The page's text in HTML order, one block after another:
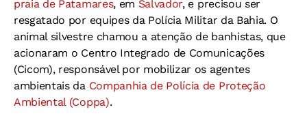
praia de Patamares, em Salvador, e precisou ser
resgatado por equipes da Polícia Militar da Bahia. O
animal silvestre chamou a atenção de banhistas, que
acionaram o Centro Integrado de Comunicações
(Cicom), responsável por mobilizar os agentes
ambientais da Companhia de Polícia de Proteção
Ambiental (Coppa).